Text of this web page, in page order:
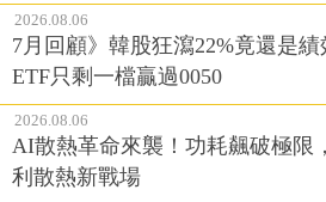
2026.08.06
7月回顧》韓股狂瀉22%竟還是
ETF只剩一檔贏過0050
2026.08.06
AI散熱革命來襲！功耗飆破極限
利散熱新戰場